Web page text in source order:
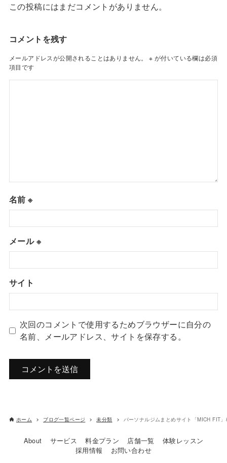
この投稿にはまだコメントがありません。
コメントを残す
メールアドレスが公開されることはありません。 ※ が付いている欄は必須
項目です
名前※
メール※
サイト
次回のコメントで使用するためブラウザーに自分の
名前、メールアドレス、サイトを保存する。
ホーム ブログ一覧ページ 未分類 パーソナルジムまとめサイト「MICH FIT
About サービス 料金プラン 店舗一覧
体験レッスン
採用情報
お問い合わせ